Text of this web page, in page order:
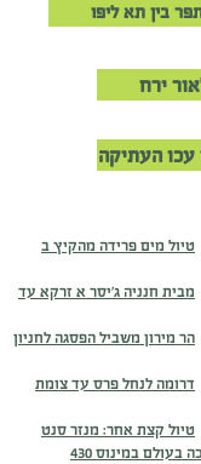
בין תא ליפו
ירח
עכו העתיקה
טיול מים פרידה מהקיץ ב
מבית חנניה ג'יסר א זרקא עד
הר מירון משביל הפסגה לחניון
דרומה לנחל פרס עד צומת
טיול קצת אחר: מנזר סנט
בעולם במינוס 430